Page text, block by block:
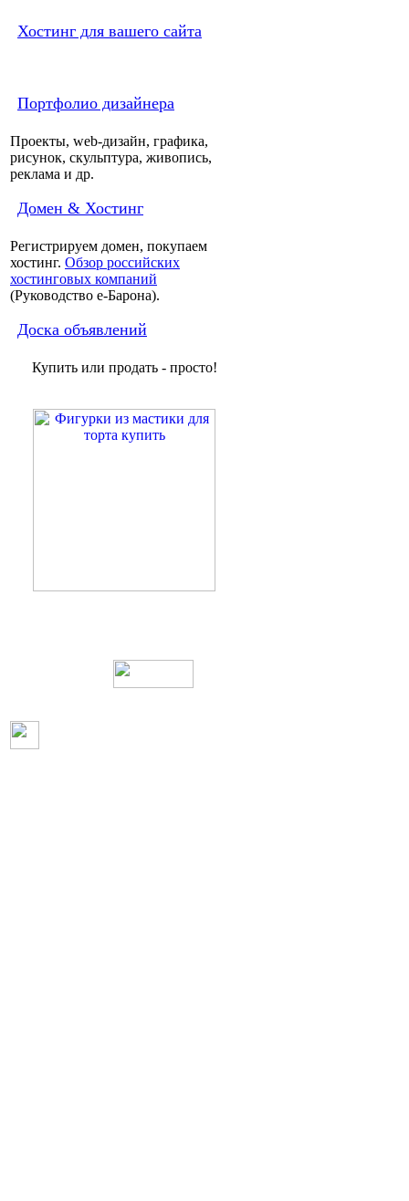
Хостинг для вашего сайта
Портфолио дизайнера
Проекты, web-дизайн, графика,
рисунок, скульптура, живопись,
реклама и др.
Домен & Хостинг
Регистрируем домен, покупаем
хостинг. Обзор российских
хостинговых компаний
(Руководство e-Барона).
Доска объявлений
Купить или продать - просто!